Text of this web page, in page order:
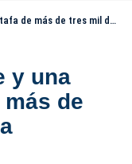
mil dólares para supuesto viaje
y una
de